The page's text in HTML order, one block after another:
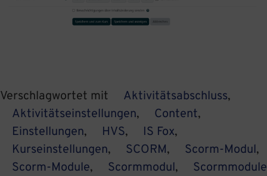
Verschlagwortet mit Aktivitätsabschluss,
Aktivitätseinstellungen, Content,
Einstellungen, HVS, IS Fox,
Kurseinstellungen, SCORM, Scorm-Modul,
Scorm-Module, Scormmodul, Scormmodule